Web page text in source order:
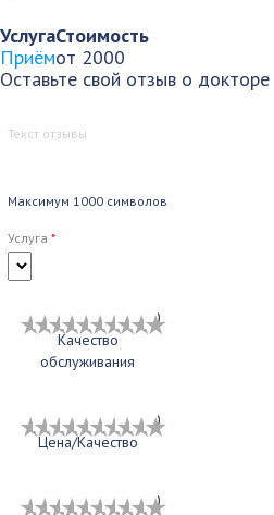
УслугаСтоимость
Приёмот 2000
Оставьте свой отзыв о докторе
Максимум 1000 символов
Услуга *
1 2 3 4 5 6 7 8 9 10
Качество
обслуживания
1 2 3 4 5 6 7 8 9 10
Цена/Качество
1 2 3 4 5 6 7 8 9 10